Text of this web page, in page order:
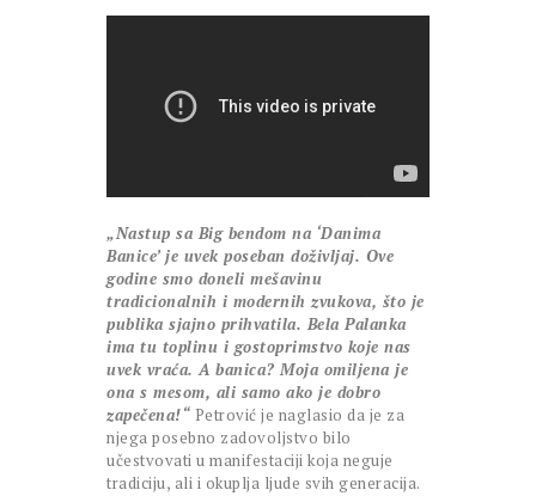
„Nastup sa Big bendom na ‘Danima
Banice’ je uvek poseban doživljaj. Ove
godine smo doneli mešavinu
tradicionalnih i modernih zvukova, što je
publika sjajno prihvatila. Bela Palanka
ima tu toplinu i gostoprimstvo koje nas
uvek vraća. A banica? Moja omiljena je
ona s mesom, ali samo ako je dobro
zapečena!“ Petrović je naglasio da je za
njega posebno zadovoljstvo bilo
učestvovati u manifestaciji koja neguje
tradiciju, ali i okuplja ljude svih generacija.